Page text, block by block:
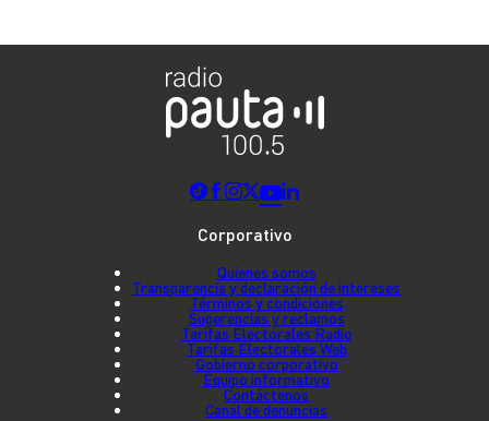
Corporativo
Quienes somos
Transparencia y declaración de intereses
Términos y condiciones
Sugerencias y reclamos
Tarifas Electorales Radio
Tarifas Electorales Web
Gobierno corporativo
Equipo informativo
Contáctenos
Canal de denuncias